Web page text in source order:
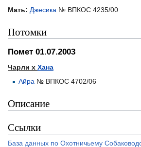
Мать: Джесика № ВПКОС 4235/00
Потомки
Помет 01.07.2003
Чарли х Хана
Айра № ВПКОС 4702/06
Описание
Ссылки
База данных по Охотничьему